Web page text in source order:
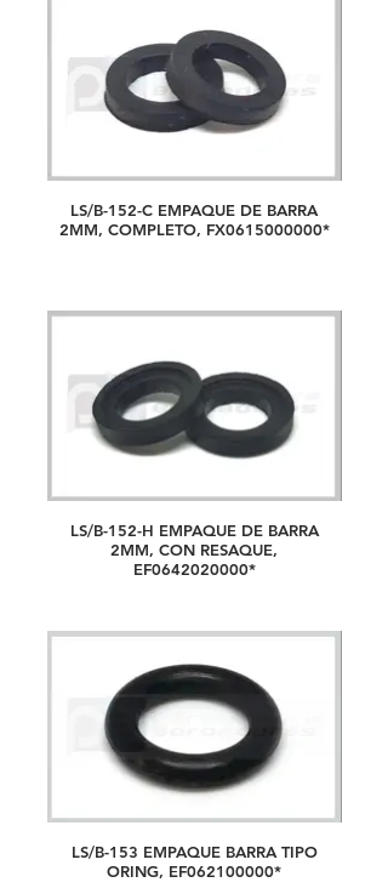
LS/B-152-C EMPAQUE DE BARRA
2MM, COMPLETO, FX0615000000*
LS/B-152-H EMPAQUE DE BARRA
2MM, CON RESAQUE,
EF0642020000*
LS/B-153 EMPAQUE BARRA TIPO
ORING, EF062100000*